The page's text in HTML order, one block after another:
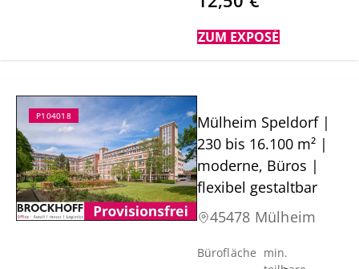
ZUM EXPOSÉ
P104018
Mülheim Speldorf |
230 bis 16.100 m² |
moderne, Büros |
flexibel gestaltbar
45478 Mülheim
Bürofläche min.